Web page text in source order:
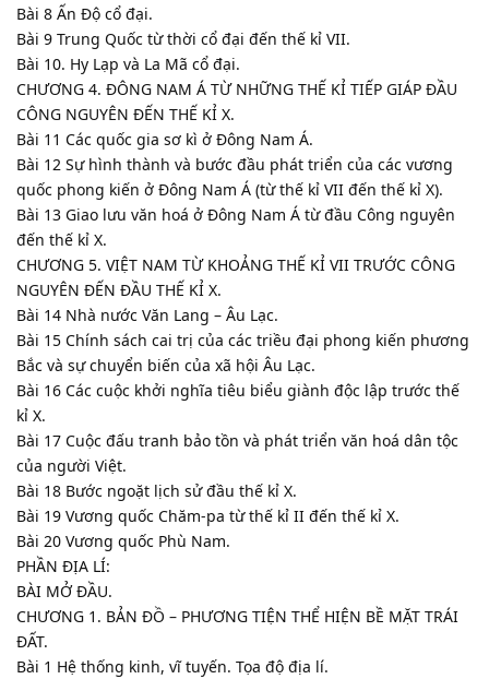
Bài 8 Ấn Độ cổ đại.
Bài 9 Trung Quốc từ thời cổ đại đến thế kỉ VII.
Bài 10. Hy Lạp và La Mã cổ đại.
CHƯƠNG 4. ĐÔNG NAM Á TỪ NHỮNG THẾ KỈ TIẾP GIÁP ĐẦU
CÔNG NGUYÊN ĐẾN THẾ KỈ X.
Bài 11 Các quốc gia sơ kì ở Đông Nam Á.
Bài 12 Sự hình thành và bước đầu phát triển của các vương
quốc phong kiến ở Đông Nam Á (từ thế kỉ VII đến thế kỉ X).
Bài 13 Giao lưu văn hoá ở Đông Nam Á từ đầu Công nguyên
đến thế kỉ X.
CHƯƠNG 5. VIỆT NAM TỪ KHOẢNG THẾ KỈ VII TRƯỚC CÔNG
NGUYÊN ĐẾN ĐẦU THẾ KỈ X.
Bài 14 Nhà nước Văn Lang – Âu Lạc.
Bài 15 Chính sách cai trị của các triều đại phong kiến phương
Bắc và sự chuyển biến của xã hội Âu Lạc.
Bài 16 Các cuộc khởi nghĩa tiêu biểu giành độc lập trước thế
kỉ X.
Bài 17 Cuộc đấu tranh bảo tồn và phát triển văn hoá dân tộc
của người Việt.
Bài 18 Bước ngoặt lịch sử đầu thế kỉ X.
Bài 19 Vương quốc Chăm-pa từ thế kỉ II đến thế kỉ X.
Bài 20 Vương quốc Phù Nam.
PHẦN ĐỊA LÍ:
BÀI MỞ ĐẦU.
CHƯƠNG 1. BẢN ĐỒ – PHƯƠNG TIỆN THỂ HIỆN BỀ MẶT TRÁI
ĐẤT.
Bài 1 Hệ thống kinh, vĩ tuyến. Tọa độ địa lí.